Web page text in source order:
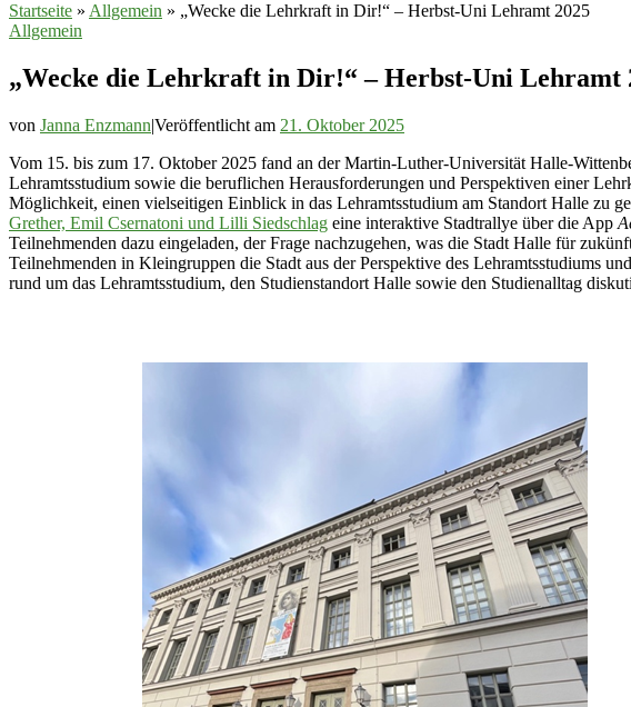
Startseite » Allgemein » „Wecke die Lehrkraft in Dir!“ – Herbst-Uni Lehramt 2025
Allgemein
„Wecke die Lehrkraft in Dir!“ – Herbst-Uni Lehramt
von Janna Enzmann|Veröffentlicht am 21. Oktober 2025
Vom 15. bis zum 17. Oktober 2025 fand an der Martin-Luther-Universität Halle-
Lehramtsstudium sowie die beruflichen Herausforderungen und Perspektiven einer
Möglichkeit, einen vielseitigen Einblick in das Lehramtsstudium am Standort Halle zu
Grether, Emil Csernatoni und Lilli Siedschlag eine interaktive Stadtrallye über die App
Teilnehmenden dazu eingeladen, der Frage nachzugehen, was die Stadt Halle für
Teilnehmenden in Kleingruppen die Stadt aus der Perspektive des Lehramtsstudiums
rund um das Lehramtsstudium, den Studienstandort Halle sowie den Studienalltag